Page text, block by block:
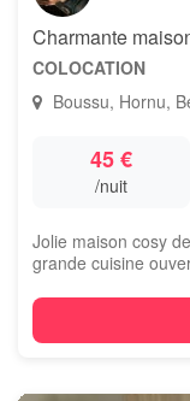
Charmante
COLOCATION
Boussu, Hornu,
45 €
/nuit
Jolie maison cosy
grande cuisine